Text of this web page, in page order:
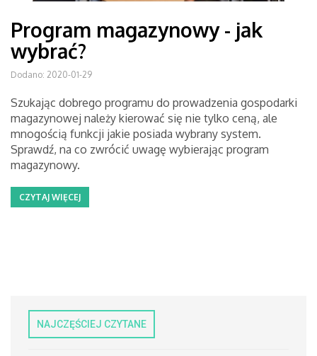
Program magazynowy - jak
wybrać?
Dodano: 2020-01-29
Szukając dobrego programu do prowadzenia gospodarki
magazynowej należy kierować się nie tylko ceną, ale
mnogością funkcji jakie posiada wybrany system.
Sprawdź, na co zwrócić uwagę wybierając program
magazynowy.
CZYTAJ WIĘCEJ
NAJCZĘŚCIEJ CZYTANE